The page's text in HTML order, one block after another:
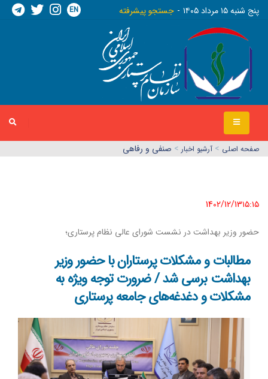
پنج شنبه ١٥ مرداد ١٤٠٥ جستجو پیشرفته EN
صفحه اصلي > آرشیو اخبار > صنفی و رفاهی
1402/12/13١٥:١٥
حضور وزیر بهداشت در نشست شورای عالی نظام پرستاری؛
مطالبات و مشکلات پرستاران با حضور وزیر
بهداشت برسی شد / ضرورت توجه ویژه به
مشکلات و دغدغه‌های جامعه پرستاری